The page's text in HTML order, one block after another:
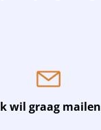
wil graag mailen